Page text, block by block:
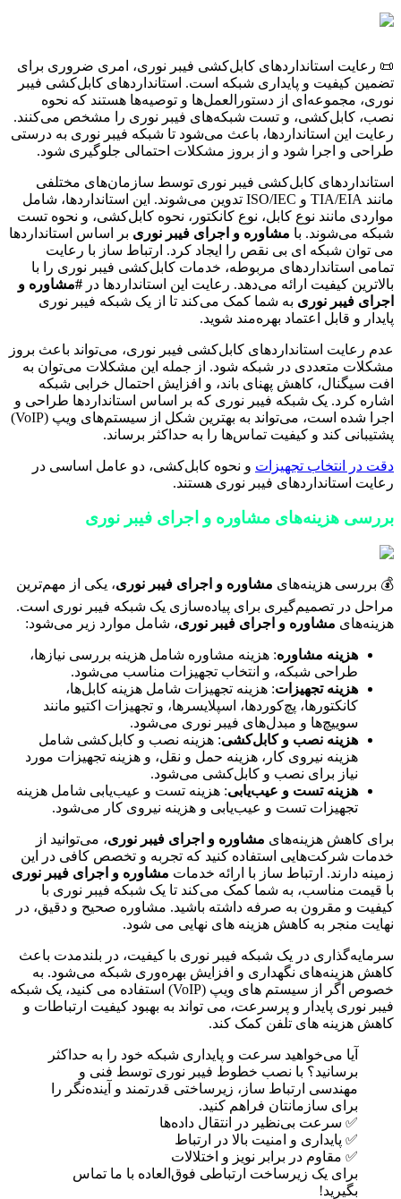
📜 رعایت استانداردهای کابل‌کشی فیبر نوری، امری ضروری برای
تضمین کیفیت و پایداری شبکه است. استانداردهای کابل‌کشی فیبر
نوری، مجموعه‌ای از دستورالعمل‌ها و توصیه‌ها هستند که نحوه
نصب، کابل‌کشی، و تست شبکه‌های فیبر نوری را مشخص می‌کنند.
رعایت این استانداردها، باعث می‌شود تا شبکه فیبر نوری به درستی
طراحی و اجرا شود و از بروز مشکلات احتمالی جلوگیری شود.
استانداردهای کابل‌کشی فیبر نوری توسط سازمان‌های مختلفی
مانند TIA/EIA و ISO/IEC تدوین می‌شوند. این استانداردها، شامل
مواردی مانند نوع کابل، نوع کانکتور، نحوه کابل‌کشی، و نحوه تست
شبکه می‌شوند. با مشاوره و اجرای فیبر نوری بر اساس استانداردها
می توان شبکه ای بی نقص را ایجاد کرد. ارتباط ساز با رعایت
تمامی استانداردهای مربوطه، خدمات کابل‌کشی فیبر نوری را با
بالاترین کیفیت ارائه می‌دهد. رعایت این استانداردها در #مشاوره و
اجرای فیبر نوری به شما کمک می‌کند تا از یک شبکه فیبر نوری
پایدار و قابل اعتماد بهره‌مند شوید.
عدم رعایت استانداردهای کابل‌کشی فیبر نوری، می‌تواند باعث بروز
مشکلات متعددی در شبکه شود. از جمله این مشکلات می‌توان به
افت سیگنال، کاهش پهنای باند، و افزایش احتمال خرابی شبکه
اشاره کرد. یک شبکه فیبر نوری که بر اساس استانداردها طراحی و
اجرا شده است، می‌تواند به بهترین شکل از سیستم‌های ویپ (VoIP)
پشتیبانی کند و کیفیت تماس‌ها را به حداکثر برساند.
دقت در انتخاب تجهیزات و نحوه کابل‌کشی، دو عامل اساسی در
رعایت استانداردهای فیبر نوری هستند.
بررسی هزینه‌های مشاوره و اجرای فیبر نوری
💰 بررسی هزینه‌های مشاوره و اجرای فیبر نوری، یکی از مهم‌ترین
مراحل در تصمیم‌گیری برای پیاده‌سازی یک شبکه فیبر نوری است.
هزینه‌های مشاوره و اجرای فیبر نوری، شامل موارد زیر می‌شود:
هزینه مشاوره: هزینه مشاوره شامل هزینه بررسی نیازها،
طراحی شبکه، و انتخاب تجهیزات مناسب می‌شود.
هزینه تجهیزات: هزینه تجهیزات شامل هزینه کابل‌ها،
کانکتورها، پچ‌کوردها، اسپلایسرها، و تجهیزات اکتیو مانند
سوییچ‌ها و مبدل‌های فیبر نوری می‌شود.
هزینه نصب و کابل‌کشی: هزینه نصب و کابل‌کشی شامل
هزینه نیروی کار، هزینه حمل و نقل، و هزینه تجهیزات مورد
نیاز برای نصب و کابل‌کشی می‌شود.
هزینه تست و عیب‌یابی: هزینه تست و عیب‌یابی شامل هزینه
تجهیزات تست و عیب‌یابی و هزینه نیروی کار می‌شود.
برای کاهش هزینه‌های مشاوره و اجرای فیبر نوری، می‌توانید از
خدمات شرکت‌هایی استفاده کنید که تجربه و تخصص کافی در این
زمینه دارند. ارتباط ساز با ارائه خدمات مشاوره و اجرای فیبر نوری
با قیمت مناسب، به شما کمک می‌کند تا یک شبکه فیبر نوری با
کیفیت و مقرون به صرفه داشته باشید. مشاوره صحیح و دقیق، در
نهایت منجر به کاهش هزینه های نهایی می شود.
سرمایه‌گذاری در یک شبکه فیبر نوری با کیفیت، در بلندمدت باعث
کاهش هزینه‌های نگهداری و افزایش بهره‌وری شبکه می‌شود. به
خصوص اگر از سیستم های ویپ (VoIP) استفاده می کنید، یک شبکه
فیبر نوری پایدار و پرسرعت، می تواند به بهبود کیفیت ارتباطات و
کاهش هزینه های تلفن کمک کند.
آیا می‌خواهید سرعت و پایداری شبکه خود را به حداکثر
برسانید؟ با نصب خطوط فیبر نوری توسط فنی و
مهندسی ارتباط ساز، زیرساختی قدرتمند و آینده‌نگر را
برای سازمانتان فراهم کنید.
✅ سرعت بی‌نظیر در انتقال داده‌ها
✅ پایداری و امنیت بالا در ارتباط
✅ مقاوم در برابر نویز و اختلالات
برای یک زیرساخت ارتباطی فوق‌العاده با ما تماس
بگیرید!